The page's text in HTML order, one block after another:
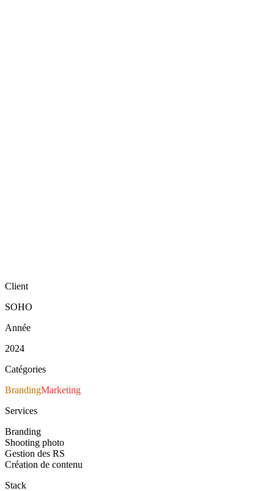
Client
SOHO
Année
2024
Catégories
BrandingMarketing
Services
Branding
Shooting photo
Gestion des RS
Création de contenu
Stack